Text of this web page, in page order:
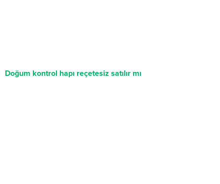
Doğum kontrol hapı reçetesiz satılır mı